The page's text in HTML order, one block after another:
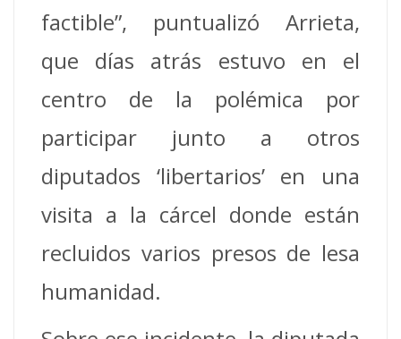
factible”, puntualizó Arrieta,
que días atrás estuvo en el
centro de la polémica por
participar junto a otros
diputados ‘libertarios’ en una
visita a la cárcel donde están
recluidos varios presos de lesa
humanidad.